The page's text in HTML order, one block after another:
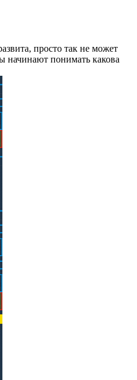
просто так не может
начинают понимать какова